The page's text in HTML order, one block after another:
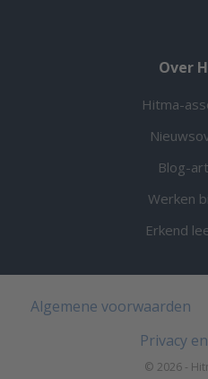
Over
Hitma-
Blog-
Werken
Erkend
Algemene voorwaarden
Privacy
© 2026 -